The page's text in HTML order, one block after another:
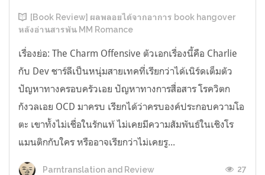
[Book Review] ผลพลอยได้จากอาการ book hangover
หลังอ่านสารพัน MM Romance
เรื่องย่อ: The Charm Offensive ตัวเอกเรื่องนี้คือ Charlie
กับ Dev ชาร์ลีเป็นหนุ่มสายเทคที่เรียกว่าได้เนิร์ดเต็มตัว
ปัญหาทางครอบครัวเอย ปัญหาทางการสื่อสาร โรควิตก
กังวลเอย OCD มาครบ เรียกได้ว่าครบองค์ประกอบความโอ
ตะ เขาทั้งไม่เชื่อในรักแท้ ไม่เคยมีความสัมพันธ์ในเชิงโร
แมนติกกับใคร หรืออาจเรียกว่าไม่เคยรู...
Parntranslation and Review 27